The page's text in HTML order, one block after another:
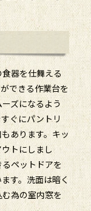
器を仕舞える
できる作業台を
ズになるよう
ぐにパントリ
あります。キッ
トにしまし
ペットドアを
す。洗面は暗く
為の室内窓を